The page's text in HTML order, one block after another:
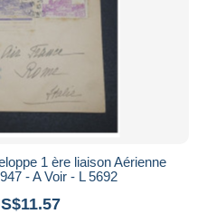
1 ère liaison Aérienne
- A Voir - L 5692